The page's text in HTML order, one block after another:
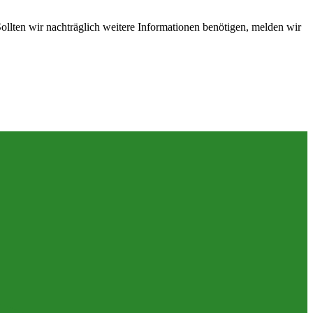
wir nachträglich weitere Informationen benötigen, melden wir